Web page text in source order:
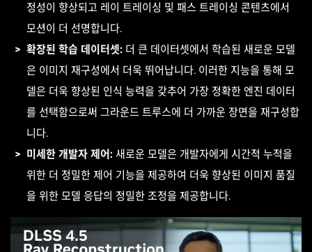
정성이 향상되고 레이 트레이싱 및 패스 트레이싱 콘텐츠에서
모션이 더 선명합니다.
확장된 학습 데이터셋: 더 큰 데이터셋에서 학습된 새로운 모델
은 이미지 재구성에서 더욱 뛰어납니다. 이러한 지능을 통해 모
델은 더욱 향상된 인식 능력을 갖추어 가장 정확한 엔진 데이터
를 선택함으로써 그라운드 트루스에 더 가까운 장면을 재구성합
니다.
미세한 개발자 제어: 새로운 모델은 개발자에게 시간적 누적을
위한 더 정밀한 제어 기능을 제공하여 더욱 향상된 이미지 품질
을 위한 모델 응답의 정밀한 조정을 제공합니다.